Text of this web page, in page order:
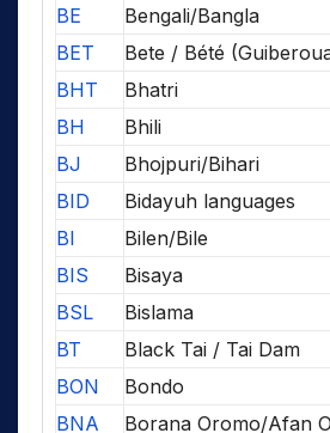
BE
Bengali/Bangla
BET
Bete / Bété
BHT
Bhatri
BH
Bhili
BJ
Bhojpuri/Bihari
BID
Bidayuh languages
BI
Bilen/Bile
BIS
Bisaya
BSL
Bislama
BT
Black Tai / Tai Dam
BON
Bondo
BNA
Borana Oromo/Afan